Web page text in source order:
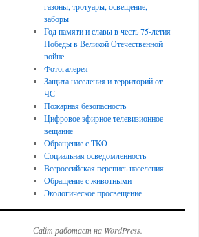
газоны, тротуары, освещение,
заборы
Год памяти и славы в честь 75-летия
Победы в Великой Отечественной
войне
Фотогалерея
Защита населения и территорий от
ЧС
Пожарная безопасность
Цифровое эфирное телевизионное
вещание
Обращение с ТКО
Социальная осведомленность
Всероссийская перепись населения
Обращение с животными
Экологическое просвещение
Сайт работает на WordPress.